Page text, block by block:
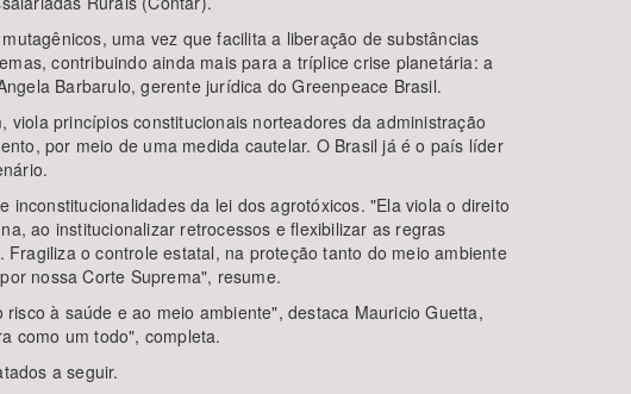
BUSCAR
uma vez que facilita a liberação de substâncias
contribuindo ainda mais para a tríplice crise planetária: a
Barbarulo, gerente jurídica do Greenpeace Brasil.
princípios constitucionais norteadores da administração
por meio de uma medida cautelar. O Brasil já é o país líder
da lei dos agrotóxicos. "Ela viola o direito
ao institucionalizar retrocessos e flexibilizar as regras
o controle estatal, na proteção tanto do meio ambiente
nossa Corte Suprema", resume.
à saúde e ao meio ambiente", destaca Mauricio Guetta,
como um todo", completa.
a seguir.